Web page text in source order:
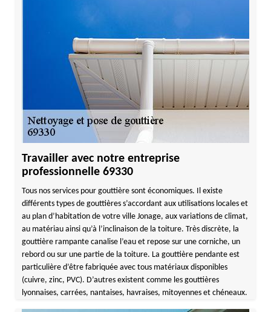
Travailler avec notre entreprise
professionnelle 69330
Tous nos services pour gouttière sont économiques. Il existe
différents types de gouttières s’accordant aux utilisations locales et
au plan d’habitation de votre ville Jonage, aux variations de climat,
au matériau ainsi qu’à l’inclinaison de la toiture. Très discrète, la
gouttière rampante canalise l’eau et repose sur une corniche, un
rebord ou sur une partie de la toiture. La gouttière pendante est
particulière d’être fabriquée avec tous matériaux disponibles
(cuivre, zinc, PVC). D’autres existent comme les gouttières
lyonnaises, carrées, nantaises, havraises, mitoyennes et chéneaux.